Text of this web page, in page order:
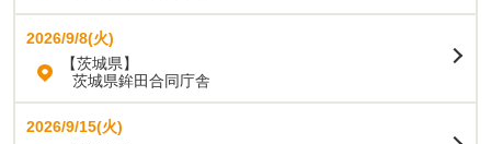
2026/9/8(火)
【茨城県】
茨城県鉾田合同庁舎
2026/9/15(火)